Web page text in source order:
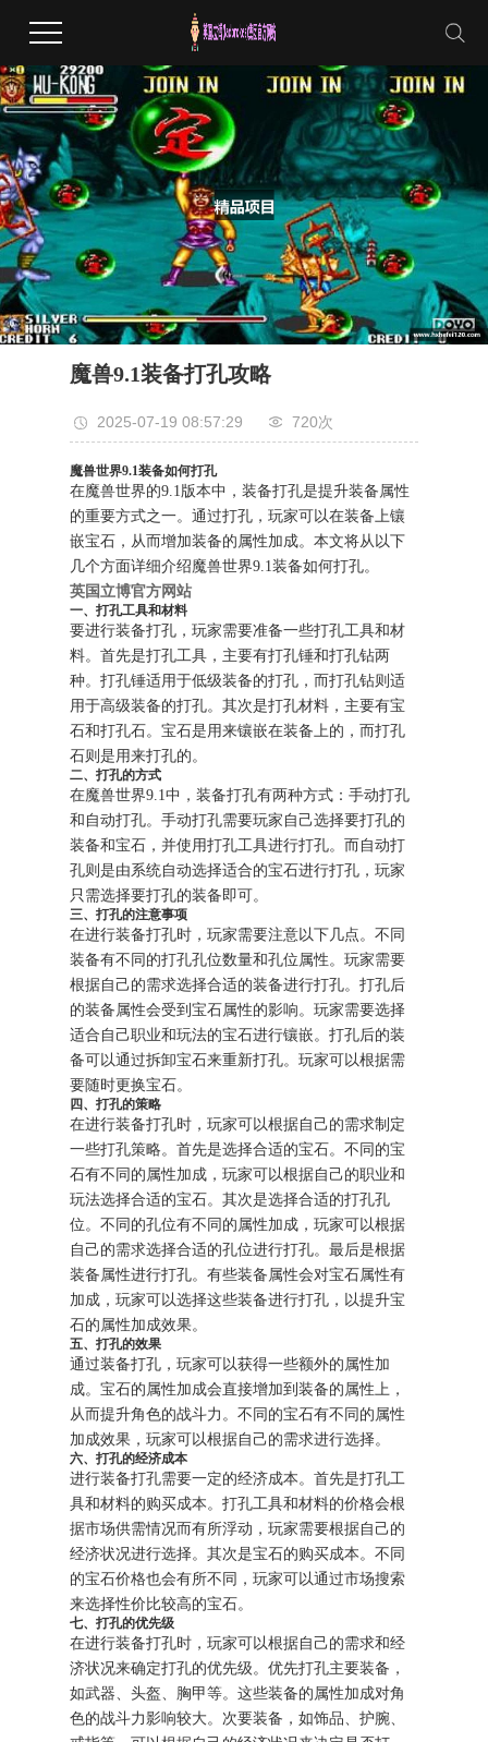
魔兽9.1装备打孔攻略
2025-07-19 08:57:29 720次
魔兽世界9.1装备如何打孔
在魔兽世界的9.1版本中，装备打孔是提升装备属性
的重要方式之一。通过打孔，玩家可以在装备上镶
嵌宝石，从而增加装备的属性加成。本文将从以下
几个方面详细介绍魔兽世界9.1装备如何打孔。
英国立博官方网站
一、打孔工具和材料
要进行装备打孔，玩家需要准备一些打孔工具和材
料。首先是打孔工具，主要有打孔锤和打孔钻两
种。打孔锤适用于低级装备的打孔，而打孔钻则适
用于高级装备的打孔。其次是打孔材料，主要有宝
石和打孔石。宝石是用来镶嵌在装备上的，而打孔
石则是用来打孔的。
二、打孔的方式
在魔兽世界9.1中，装备打孔有两种方式：手动打孔
和自动打孔。手动打孔需要玩家自己选择要打孔的
装备和宝石，并使用打孔工具进行打孔。而自动打
孔则是由系统自动选择适合的宝石进行打孔，玩家
只需选择要打孔的装备即可。
三、打孔的注意事项
在进行装备打孔时，玩家需要注意以下几点。不同
装备有不同的打孔孔位数量和孔位属性。玩家需要
根据自己的需求选择合适的装备进行打孔。打孔后
的装备属性会受到宝石属性的影响。玩家需要选择
适合自己职业和玩法的宝石进行镶嵌。打孔后的装
备可以通过拆卸宝石来重新打孔。玩家可以根据需
要随时更换宝石。
四、打孔的策略
在进行装备打孔时，玩家可以根据自己的需求制定
一些打孔策略。首先是选择合适的宝石。不同的宝
石有不同的属性加成，玩家可以根据自己的职业和
玩法选择合适的宝石。其次是选择合适的打孔孔
位。不同的孔位有不同的属性加成，玩家可以根据
自己的需求选择合适的孔位进行打孔。最后是根据
装备属性进行打孔。有些装备属性会对宝石属性有
加成，玩家可以选择这些装备进行打孔，以提升宝
石的属性加成效果。
五、打孔的效果
通过装备打孔，玩家可以获得一些额外的属性加
成。宝石的属性加成会直接增加到装备的属性上，
从而提升角色的战斗力。不同的宝石有不同的属性
加成效果，玩家可以根据自己的需求进行选择。
六、打孔的经济成本
进行装备打孔需要一定的经济成本。首先是打孔工
具和材料的购买成本。打孔工具和材料的价格会根
据市场供需情况而有所浮动，玩家需要根据自己的
经济状况进行选择。其次是宝石的购买成本。不同
的宝石价格也会有所不同，玩家可以通过市场搜索
来选择性价比较高的宝石。
七、打孔的优先级
在进行装备打孔时，玩家可以根据自己的需求和经
济状况来确定打孔的优先级。优先打孔主要装备，
如武器、头盔、胸甲等。这些装备的属性加成对角
色的战斗力影响较大。次要装备，如饰品、护腕、